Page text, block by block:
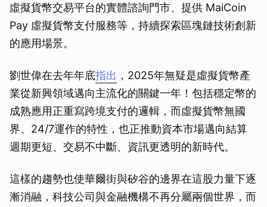
虛擬貨幣交易平台的實體諮詢門市、提供 MaiCoin
Pay 虛擬貨幣支付服務等，持續探索區塊鏈技術創新
的應用場景。
劉世偉在去年年底指出 ，2025年無疑是虛擬貨幣產
業從新興領域邁向主流化的關鍵一年！包括穩定幣的
成熟應用正重寫跨境支付的邏輯，而虛擬貨幣無國
界、24/7運作的特性，也正推動資本市場邁向結算
週期更短、交易不中斷、資訊更透明的新時代。
這樣的趨勢也使華爾街與矽谷的邊界在這股力量下逐
漸消融，科技公司與金融機構不再分屬兩個世界，而